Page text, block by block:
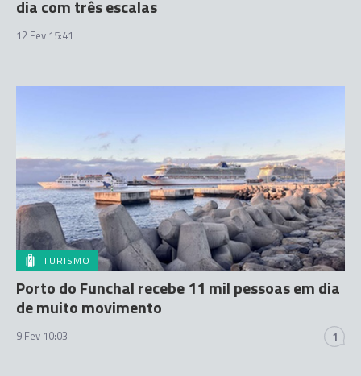
dia com três escalas
12 Fev 15:41
TURISMO
Porto do Funchal recebe 11 mil pessoas em dia
de muito movimento
9 Fev 10:03 1